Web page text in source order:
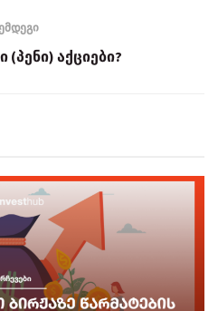
(პენი) აქციები?